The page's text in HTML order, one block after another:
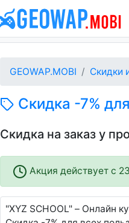
GEOWAP.MOBI Скидки
Скидка -7%
Скидка на заказ у
Акция действует c
"XYZ SCHOOL" – Онлайн